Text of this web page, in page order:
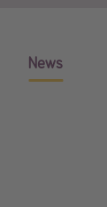
News